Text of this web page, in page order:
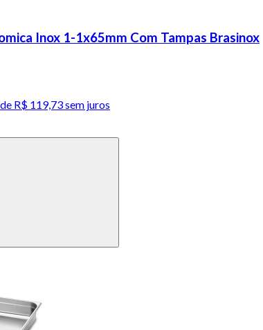
Inox 1-1x65mm Com Tampas Brasinox
R$ 119,73 sem juros